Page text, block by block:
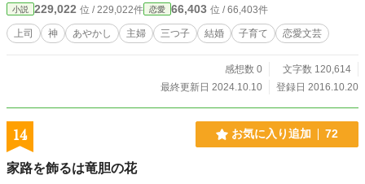
小説 229,022 位 / 229,022件 恋愛 66,403 位 / 66,403件
上司 神 あやかし 主婦 三つ子 結婚 子育て 恋愛文芸
感想数 0
文字数 120,614
最終更新日 2024.10.10
登録日 2016.10.20
14 お気に入り追加 72
家路を飾るは竜胆の花